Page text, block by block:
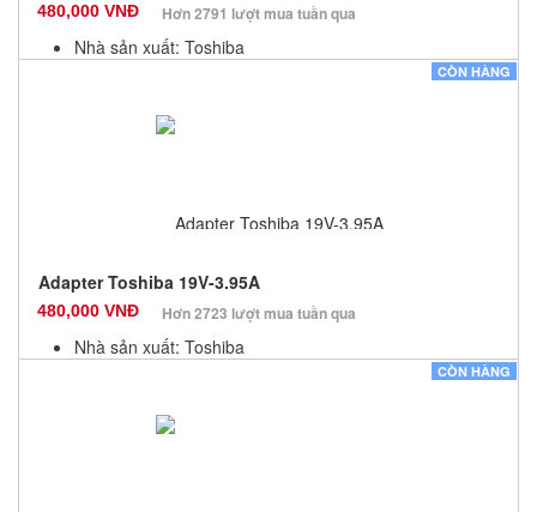
480,000 VNĐ Hơn 2791 lượt mua tuần qua
Nhà sản xuất: Toshiba
Số lượng: 10
CÒN HÀNG
Adapter Toshiba 19V-3.95A
480,000 VNĐ Hơn 2723 lượt mua tuần qua
Nhà sản xuất: Toshiba
Số lượng: 10
CÒN HÀNG